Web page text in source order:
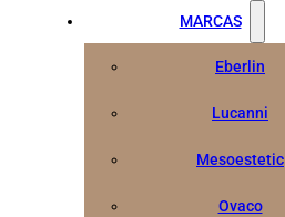
MARCAS
Eberlin
Lucanni
Mesoestetic
Ovaco